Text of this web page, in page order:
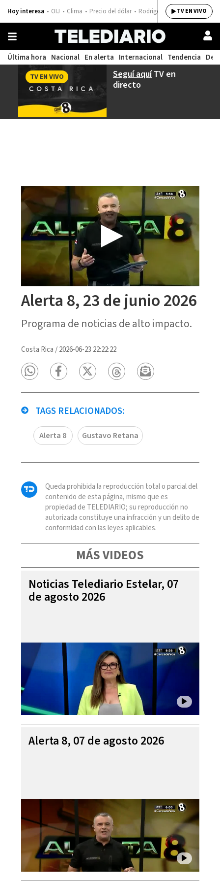
Hoy interesa OIJ Clima Precio del dólar Rodrigo ChavesTV EN VIVO
Última hora Nacional En alerta Internacional Tendencia
Seguí aquíTV en
directo
TV EN VIVO
Alerta 8, 23 de junio 2026
Programa de noticias de alto impacto.
Costa Rica /2026-06-23 22:22:22
TAGS RELACIONADOS:
Alerta 8 Gustavo Retana
Queda prohibida la reproducción total o parcial del
contenido de esta página, mismo que es
propiedad de TELEDIARIO; su reproducción no
autorizada constituye una infracción y un delito de
conformidad con las leyes aplicables.
MÁS VIDEOS
Noticias Telediario Estelar, 07
de agosto 2026
Alerta 8, 07 de agosto 2026